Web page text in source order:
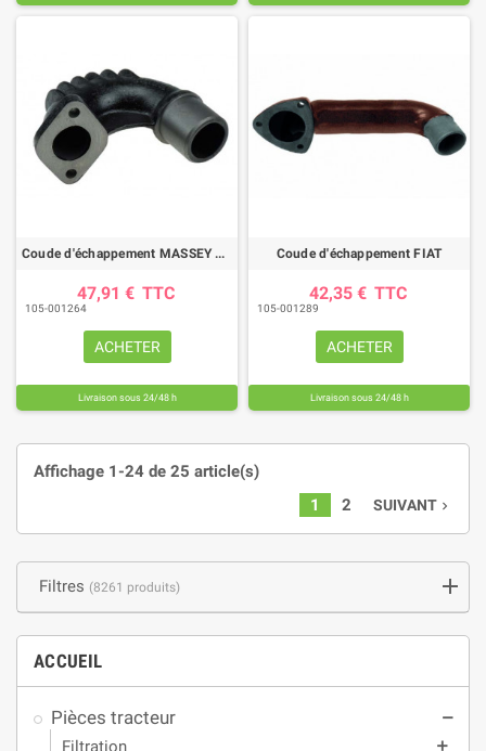
Filtres (8261 produits)
ACCUEIL
Pièces tracteur remove
Filtration add
Coude d'échappement MASSEY FERGUSON
47,91 € TTC
105-001264
ACHETER
Livraison sous 24/48 h
Coude d'échappement FIAT
42,35 € TTC
105-001289
ACHETER
Livraison sous 24/48 h
Affichage 1-24 de 25 article(s)
1
2 SUIVANT navigate_next